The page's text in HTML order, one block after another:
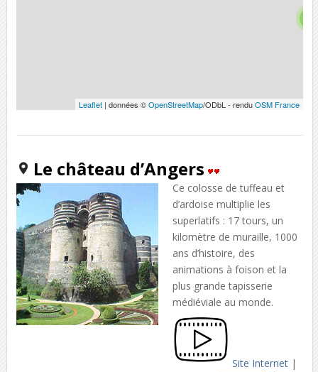
Leaflet | données ©OpenStreetMap/ODbL - renduOSM France
Le château d’Angers
Ce colosse de tuffeau et
d’ardoise multiplie les
superlatifs : 17 tours, un
kilomètre de muraille, 1000
ans d’histoire, des
animations à foison et la
plus grande tapisserie
médiéviale au monde.
Site Internet|